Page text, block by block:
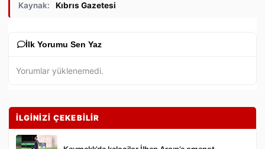
Kaynak: Kıbrıs Gazetesi
İlk Yorumu Sen Yaz
Yorumlar yüklenemedi.
İLGİNİZİ ÇEKEBİLİR